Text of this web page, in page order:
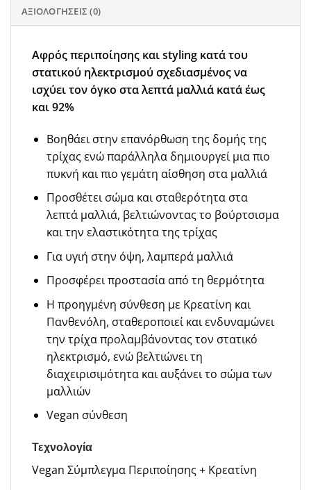
ΑΞΙΟΛΟΓΉΣΕΙΣ (0)
Αφρός περιποίησης και styling κατά του
στατικού ηλεκτρισμού σχεδιασμένος να
ισχύει τον όγκο στα λεπτά μαλλιά κατά έως
και 92%
Βοηθάει στην επανόρθωση της δομής της
τρίχας ενώ παράλληλα δημιουργεί μια πιο
πυκνή και πιο γεμάτη αίσθηση στα μαλλιά
Προσθέτει σώμα και σταθερότητα στα
λεπτά μαλλιά, βελτιώνοντας το βούρτσισμα
και την ελαστικότητα της τρίχας
Για υγιή στην όψη, λαμπερά μαλλιά
Προσφέρει προστασία από τη θερμότητα
Η προηγμένη σύνθεση με Κρεατίνη και
Πανθενόλη, σταθεροποιεί και ενδυναμώνει
την τρίχα προλαμβάνοντας τον στατικό
ηλεκτρισμό, ενώ βελτιώνει τη
διαχειρισιμότητα και αυξάνει το σώμα των
μαλλιών
Vegan σύνθεση
Τεχνολογία
Vegan Σύμπλεγμα Περιποίησης + Κρεατίνη